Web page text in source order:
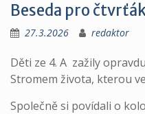
Beseda pro
27.3.2026 redaktor
Děti ze 4. A zažily
Stromem života, kterou
Společně si povídali o